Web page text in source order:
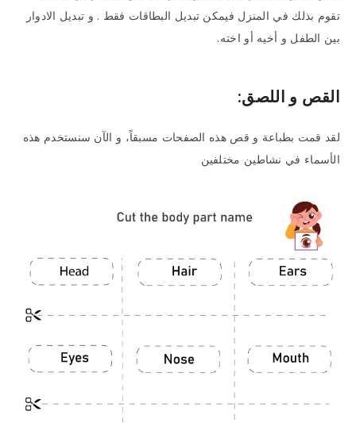
تقوم بذلك في المنزل فيمكن تبديل البطاقات فقط . و تبديل الادوار
بين الطفل و أخيه أو اخته.
القص و اللصق:
لقد قمت بطباعة و قص هذه الصفحات مسبقاً، و الآن سنستخدم هذه
الأسماء في نشاطين مختلفين